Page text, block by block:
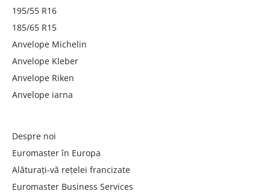
195/55 R16
185/65 R15
Anvelope Michelin
Anvelope Kleber
Anvelope Riken
Anvelope iarna
Despre noi
Euromaster în Europa
Alăturați-vă rețelei francizate
Euromaster Business Services